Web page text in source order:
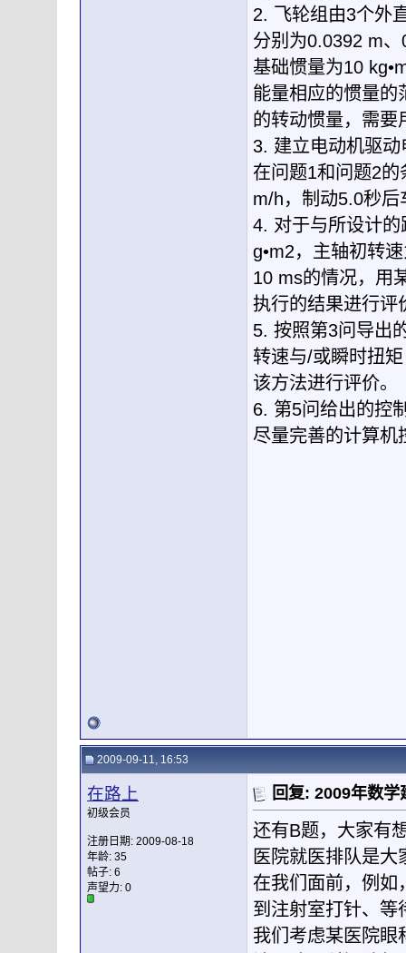
2. 飞轮组由3个外
分别为0.0392 m
基础惯量为10
能量相应的惯量的
的转动惯量，需要
3. 建立电动机驱
在问题1和问题2
m/h，制动5.0秒
4. 对于与所设计的
g•m2，主轴初转
10 ms的情况，用
执行的结果进行评
5. 按照第3问导出
转速与/或瞬时扭
该方法进行评价。
6. 第5问给出的控
尽量完善的计算机
2009-09-11, 16:53
在路上
初级会员
注册日期: 2009-08-18
年龄: 35
帖子: 6
声望力: 0
回复: 2009年数
还有B题，大家有
医院就医排队是
在我们面前，例如
到注射室打针、等
我们考虑某医院眼